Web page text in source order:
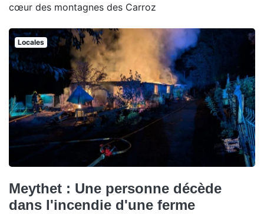
cœur des montagnes des Carroz
Locales
Meythet : Une personne décède
dans l'incendie d'une ferme